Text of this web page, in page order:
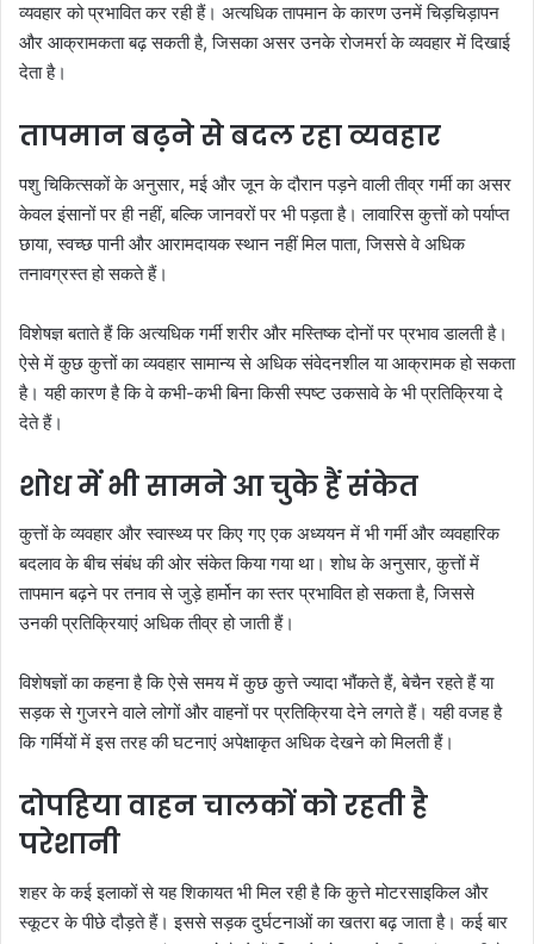
व्यवहार को प्रभावित कर रही हैं। अत्यधिक तापमान के कारण उनमें चिड़चिड़ापन
और आक्रामकता बढ़ सकती है, जिसका असर उनके रोजमर्रा के व्यवहार में दिखाई
देता है।
तापमान बढ़ने से बदल रहा व्यवहार
पशु चिकित्सकों के अनुसार, मई और जून के दौरान पड़ने वाली तीव्र गर्मी का असर
केवल इंसानों पर ही नहीं, बल्कि जानवरों पर भी पड़ता है। लावारिस कुत्तों को पर्याप्त
छाया, स्वच्छ पानी और आरामदायक स्थान नहीं मिल पाता, जिससे वे अधिक
तनावग्रस्त हो सकते हैं।
विशेषज्ञ बताते हैं कि अत्यधिक गर्मी शरीर और मस्तिष्क दोनों पर प्रभाव डालती है।
ऐसे में कुछ कुत्तों का व्यवहार सामान्य से अधिक संवेदनशील या आक्रामक हो सकता
है। यही कारण है कि वे कभी-कभी बिना किसी स्पष्ट उकसावे के भी प्रतिक्रिया दे
देते हैं।
शोध में भी सामने आ चुके हैं संकेत
कुत्तों के व्यवहार और स्वास्थ्य पर किए गए एक अध्ययन में भी गर्मी और व्यवहारिक
बदलाव के बीच संबंध की ओर संकेत किया गया था। शोध के अनुसार, कुत्तों में
तापमान बढ़ने पर तनाव से जुड़े हार्मोन का स्तर प्रभावित हो सकता है, जिससे
उनकी प्रतिक्रियाएं अधिक तीव्र हो जाती हैं।
विशेषज्ञों का कहना है कि ऐसे समय में कुछ कुत्ते ज्यादा भौंकते हैं, बेचैन रहते हैं या
सड़क से गुजरने वाले लोगों और वाहनों पर प्रतिक्रिया देने लगते हैं। यही वजह है
कि गर्मियों में इस तरह की घटनाएं अपेक्षाकृत अधिक देखने को मिलती हैं।
दोपहिया वाहन चालकों को रहती है
परेशानी
शहर के कई इलाकों से यह शिकायत भी मिल रही है कि कुत्ते मोटरसाइकिल और
स्कूटर के पीछे दौड़ते हैं। इससे सड़क दुर्घटनाओं का खतरा बढ़ जाता है। कई बार